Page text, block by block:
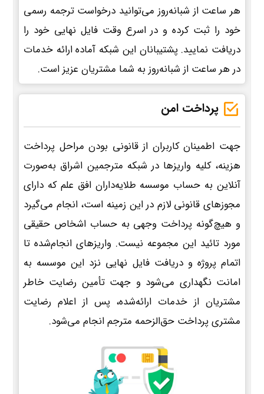
هر ساعت از شبانه‌روز می‌توانید درخواست ترجمه رسمی
خود را ثبت کرده و در اسرع وقت فایل نهایی خود را
دریافت نمایید. پشتیبانان این شبکه آماده ارائه خدمات
در هر ساعت از شبانه‌روز به شما مشتریان عزیز است.
پرداخت امن
جهت اطمینان کاربران از قانونی بودن مراحل پرداخت
هزینه، کلیه واریزها در شبکه مترجمین اشراق به‌صورت
آنلاین به حساب موسسه طلایه‌داران افق علم که دارای
مجوزهای قانونی لازم در این زمینه است، انجام می‌گیرد
و هیچ‌گونه پرداخت وجهی به حساب اشخاص حقیقی
مورد تائید این مجموعه نیست. واریزهای انجام‌شده تا
اتمام پروژه و دریافت فایل نهایی نزد این موسسه به
امانت نگهداری می‌شود و جهت تأمین رضایت خاطر
مشتریان از خدمات ارائه‌شده، پس از اعلام رضایت
مشتری پرداخت حق‌الزحمه مترجم انجام می‌شود.